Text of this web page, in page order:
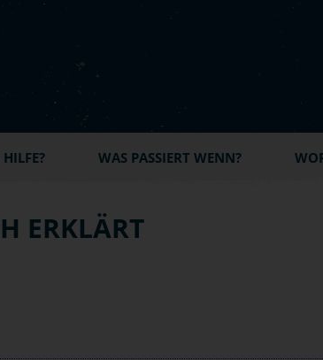
WAS PASSIERT WENN?
ERKLÄRT